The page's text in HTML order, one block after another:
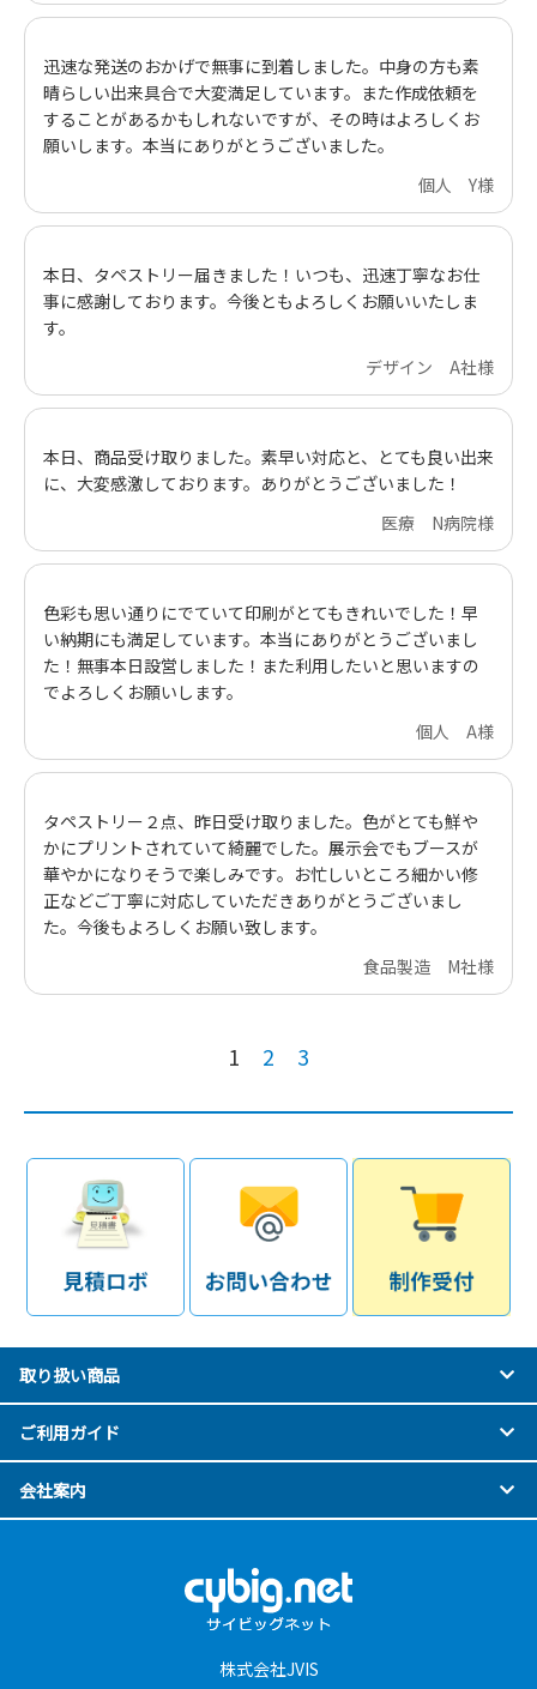
迅速な発送のおかげで無事に到着しました。中身の方も素
晴らしい出来具合で大変満足しています。また作成依頼を
することがあるかもしれないですが、その時はよろしくお
願いします。本当にありがとうございました。
個人 Y様
本日、タペストリー届きました！いつも、迅速丁寧なお仕
事に感謝しております。今後ともよろしくお願いいたしま
す。
デザイン A社様
本日、商品受け取りました。素早い対応と、とても良い出来
に、大変感激しております。ありがとうございました！
医療 N病院様
色彩も思い通りにでていて印刷がとてもきれいでした！早
い納期にも満足しています。本当にありがとうございまし
た！無事本日設営しました！また利用したいと思いますの
でよろしくお願いします。
個人 A様
タペストリー２点、昨日受け取りました。色がとても鮮や
かにプリントされていて綺麗でした。展示会でもブースが
華やかになりそうで楽しみです。お忙しいところ細かい修
正などご丁寧に対応していただきありがとうございまし
た。今後もよろしくお願い致します。
食品製造 M社様
1 2 3
取り扱い商品
ご利用ガイド
会社案内
株式会社JVIS